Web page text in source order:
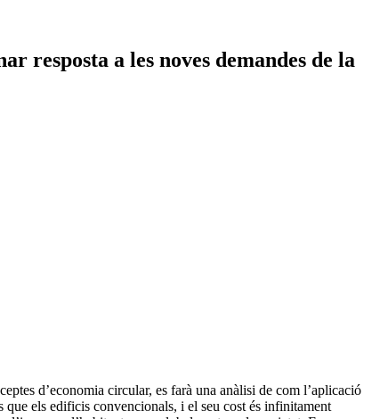
resposta a les noves demandes de la
d’economia circular, es farà una anàlisi de com l’aplicació
que els edificis convencionals, i el seu cost és infinitament